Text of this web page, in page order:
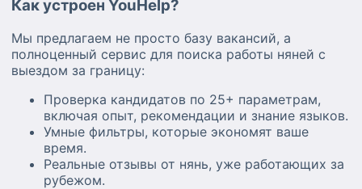
Как устроен YouHelp?
Мы предлагаем не просто базу вакансий, а
полноценный сервис для поиска работы няней с
выездом за границу:
Проверка кандидатов по 25+ параметрам,
включая опыт, рекомендации и знание языков.
Умные фильтры, которые экономят ваше
время.
Реальные отзывы от нянь, уже работающих за
рубежом.